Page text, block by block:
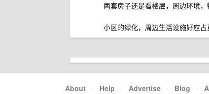
两套房子还是看楼层，周边环境
小区的绿化，周边生活设施好应占
About · Help · Advertise · Blog ·